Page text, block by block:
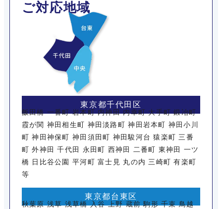
ご対応地域
東京都千代田区
飯田橋 一番町 岩本町 内神田 内幸町 大手町 鍛冶町
霞が関 神田相生町 神田淡路町 神田岩本町 神田小川
町 神田神保町 神田須田町 神田駿河台 猿楽町 三番
町 外神田 千代田 永田町 西神田 二番町 東神田 一ツ
橋 日比谷公園 平河町 富士見 丸の内 三崎町 有楽町
等
東京都台東区
秋葉原 浅草 浅草橋 入谷 上野 蔵前 駒形 千束 鳥越